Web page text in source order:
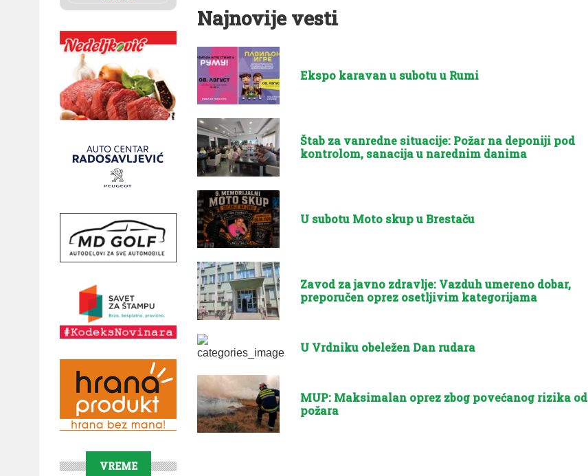
VREME
Najnovije vesti
Ekspo karavan u subotu u Rumi
Štab za vanredne situacije: Požar na deponiji pod
kontrolom, sanacija u narednim danima
U subotu Moto skup u Brestaču
Zavod za javno zdravlje: Vazduh umereno dobar,
preporučen oprez osetljivim kategorijama
U Vrdniku obeležen Dan rudara
MUP: Maksimalan oprez zbog povećanog rizika od
požara